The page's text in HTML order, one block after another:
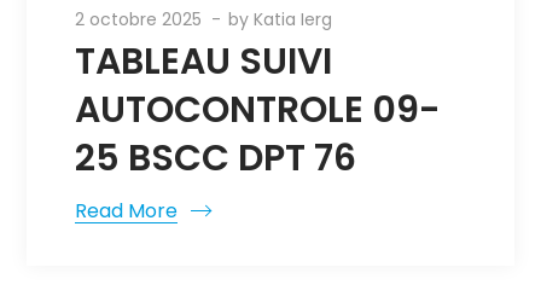
2 octobre 2025 byKatia Ierg
TABLEAU SUIVI
AUTOCONTROLE 09-
25 BSCC DPT 76
Read More